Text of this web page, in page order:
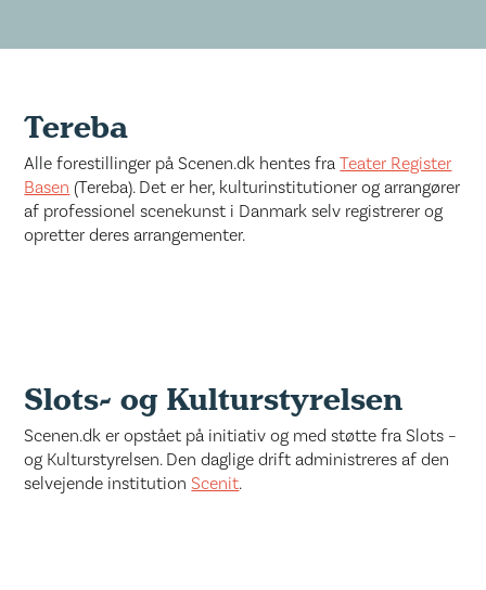
Tereba
Alle forestillinger på Scenen.dk hentes fraTeater Register
Basen (Tereba). Det er her, kulturinstitutioner og arrangører
af professionel scenekunst i Danmark selv registrerer og
opretter deres arrangementer.
Slots- og Kulturstyrelsen
Scenen.dk er opstået på initiativ og med støtte fra Slots –
og Kulturstyrelsen. Den daglige drift administreres af den
selvejende institutionScenit.